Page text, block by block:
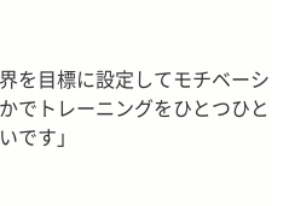
を目標に設定してモチベーシ
でトレーニングをひとつひと
です」